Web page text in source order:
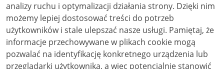
analizy ruchu i optymalizacji działania strony. Dzięki nim
możemy lepiej dostosować treści do potrzeb
użytkowników i stale ulepszać nasze usługi. Pamiętaj, że
informacje przechowywane w plikach cookie mogą
pozwalać na identyfikację konkretnego urządzenia lub
przeglądarki użytkownika, a więc potencjalnie stanowić